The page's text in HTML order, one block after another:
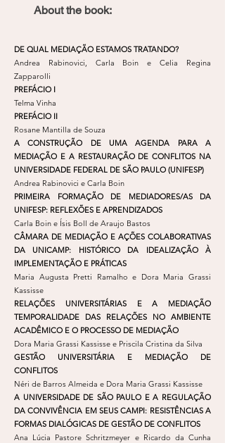
About the book:
DE QUAL MEDIAÇÃO ESTAMOS TRATANDO?
Andrea Rabinovici, Carla Boin e Celia Regina
Zapparolli
PREFÁCIO I
Telma Vinha
PREFÁCIO II
Rosane Mantilla de Souza
A CONSTRUÇÃO DE UMA AGENDA PARA A
MEDIAÇÃO E A RESTAURAÇÃO DE CONFLITOS NA
UNIVERSIDADE FEDERAL DE SÃO PAULO (UNIFESP)
Andrea Rabinovici e Carla Boin
PRIMEIRA FORMAÇÃO DE MEDIADORES/AS DA
UNIFESP: REFLEXÕES E APRENDIZADOS
Carla Boin e Ísis Boll de Araujo Bastos
CÂMARA DE MEDIAÇÃO E AÇÕES COLABORATIVAS
DA UNICAMP: HISTÓRICO DA IDEALIZAÇÃO À
IMPLEMENTAÇÃO E PRÁTICAS
Maria Augusta Pretti Ramalho e Dora Maria Grassi
Kassisse
RELAÇÕES UNIVERSITÁRIAS E A MEDIAÇÃO
TEMPORALIDADE DAS RELAÇÕES NO AMBIENTE
ACADÊMICO E O PROCESSO DE MEDIAÇÃO
Dora Maria Grassi Kassisse e Priscila Cristina da Silva
GESTÃO UNIVERSITÁRIA E MEDIAÇÃO DE
CONFLITOS
Néri de Barros Almeida e Dora Maria Grassi Kassisse
A UNIVERSIDADE DE SÃO PAULO E A REGULAÇÃO
DA CONVIVÊNCIA EM SEUS CAMPI: RESISTÊNCIAS A
FORMAS DIALÓGICAS DE GESTÃO DE CONFLITOS
Ana Lúcia Pastore Schritzmeyer e Ricardo da Cunha